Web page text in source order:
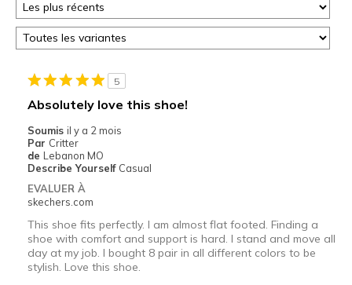
5
Absolutely love this shoe!
Soumis il y a 2 mois
Par Critter
de Lebanon MO
Describe Yourself Casual
EVALUER À
skechers.com
This shoe fits perfectly. I am almost flat footed. Finding a
shoe with comfort and support is hard. I stand and move all
day at my job. I bought 8 pair in all different colors to be
stylish. Love this shoe.